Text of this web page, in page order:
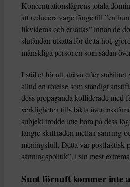
Koncentrationslägrens totala
att reducera varje fånge till ”en
likvideras och ersättas” innan de
slutändan utsatta för detta hot,
mänskliga personen som sådan
I stället för att sträva efter stabilitet
alltid en rörelse som ständigt
dess propaganda kolliderade med
verkligheten tills fakta
subjekt trodde inte bara på dess
längre skillnaden mellan sanning
meningsfull. Detta var postfaktisk
sanningspolitik”, i sin mest
Sunt förnuft kommer inte